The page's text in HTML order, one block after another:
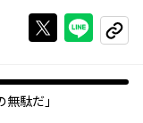
Xで投稿する
ライン
コピー
無駄だ」